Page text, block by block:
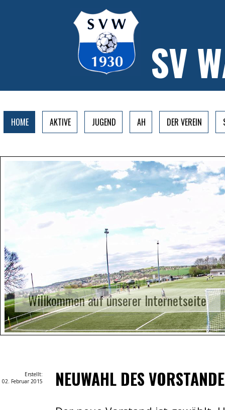
SV
HOME AKTIVE JUGEND AH DER VEREIN
Willkommen auf unserer Internetseite
Erstellt:
02. Februar 2015
NEUWAHL DES